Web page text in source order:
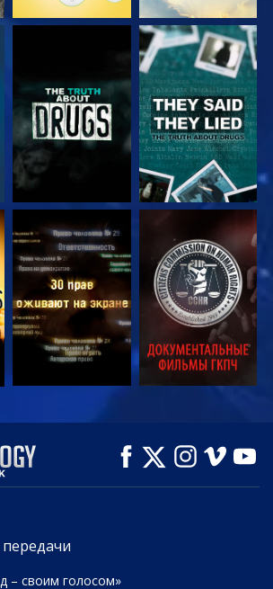
СМОТРЕТЬ СМОТРЕТЬ
СМОТРЕТЬ СМОТРЕТЬ
СМОТРЕТЬ
СМОТРЕТЬ
ПЕРЕДАЧИ
– своим голосом»